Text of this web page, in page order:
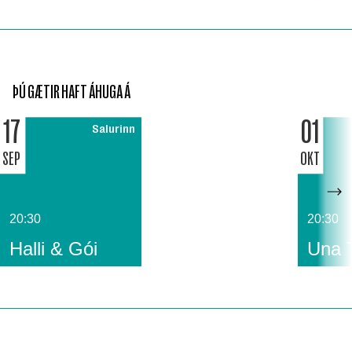
ÞÚ GÆTIR HAFT ÁHUGA Á
17
SEP
Salurinn
20:30
Halli & Gói
01
OKT
20:30
Una